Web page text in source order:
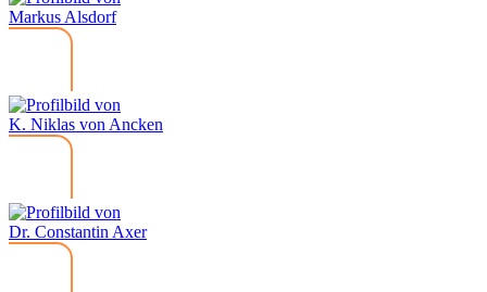
Markus Alsdorf
K. Niklas von Ancken
Dr. Constantin Axer